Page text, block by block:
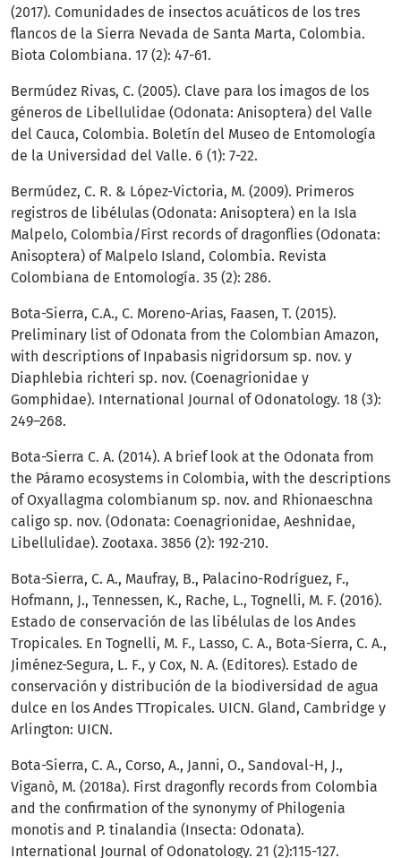
(2017). Comunidades de insectos acuáticos de los tres
flancos de la Sierra Nevada de Santa Marta, Colombia.
Biota Colombiana. 17 (2): 47-61.
Bermúdez Rivas, C. (2005). Clave para los imagos de los
géneros de Libellulidae (Odonata: Anisoptera) del Valle
del Cauca, Colombia. Boletín del Museo de Entomología
de la Universidad del Valle. 6 (1): 7-22.
Bermúdez, C. R. & López-Victoria, M. (2009). Primeros
registros de libélulas (Odonata: Anisoptera) en la Isla
Malpelo, Colombia/First records of dragonflies (Odonata:
Anisoptera) of Malpelo Island, Colombia. Revista
Colombiana de Entomología. 35 (2): 286.
Bota-Sierra, C.A., C. Moreno-Arias, Faasen, T. (2015).
Preliminary list of Odonata from the Colombian Amazon,
with descriptions of Inpabasis nigridorsum sp. nov. y
Diaphlebia richteri sp. nov. (Coenagrionidae y
Gomphidae). International Journal of Odonatology. 18 (3):
249–268.
Bota-Sierra C. A. (2014). A brief look at the Odonata from
the Páramo ecosystems in Colombia, with the descriptions
of Oxyallagma colombianum sp. nov. and Rhionaeschna
caligo sp. nov. (Odonata: Coenagrionidae, Aeshnidae,
Libellulidae). Zootaxa. 3856 (2): 192-210.
Bota-Sierra, C. A., Maufray, B., Palacino-Rodríguez, F.,
Hofmann, J., Tennessen, K., Rache, L., Tognelli, M. F. (2016).
Estado de conservación de las libélulas de los Andes
Tropicales. En Tognelli, M. F., Lasso, C. A., Bota-Sierra, C. A.,
Jiménez-Segura, L. F., y Cox, N. A. (Editores). Estado de
conservación y distribución de la biodiversidad de agua
dulce en los Andes TTropicales. UICN. Gland, Cambridge y
Arlington: UICN.
Bota-Sierra, C. A., Corso, A., Janni, O., Sandoval-H, J.,
Viganò, M. (2018a). First dragonfly records from Colombia
and the confirmation of the synonymy of Philogenia
monotis and P. tinalandia (Insecta: Odonata).
International Journal of Odonatology. 21 (2):115-127.